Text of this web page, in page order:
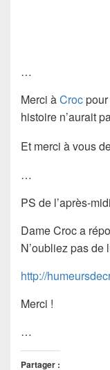
…
Merci àCroc
histoire n’aurait
Et merci à vous
…
PS de l’après-midi
Dame Croc a
N’oubliez pas de
http://
Merci !
…
Partager :